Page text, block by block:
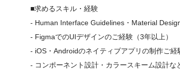
■求めるスキル・経験
- Human Interface Guidelines・Material
- FigmaでのUIデザインのご経験（3年以上）
- iOS・Androidのネイティブアプリの制作ご経
- コンポーネント設計・カラースキーム設計な